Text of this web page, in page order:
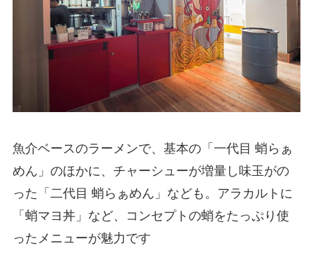
魚介ベースのラーメンで、基本の「一代目 蛸らぁ
めん」のほかに、チャーシューが増量し味玉がの
った「二代目 蛸らぁめん」なども。アラカルトに
「蛸マヨ丼」など、コンセプトの蛸をたっぷり使
ったメニューが魅力です